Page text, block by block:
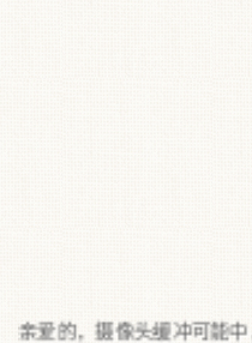
爱的，摄像头缓冲可能中，